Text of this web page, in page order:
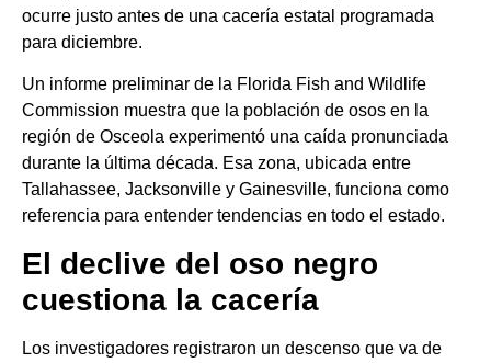
ocurre justo antes de una cacería estatal programada
para diciembre.
Un informe preliminar de la Florida Fish and Wildlife
Commission muestra que la población de osos en la
región de Osceola experimentó una caída pronunciada
durante la última década. Esa zona, ubicada entre
Tallahassee, Jacksonville y Gainesville, funciona como
referencia para entender tendencias en todo el estado.
El declive del oso negro
cuestiona la cacería
Los investigadores registraron un descenso que va de